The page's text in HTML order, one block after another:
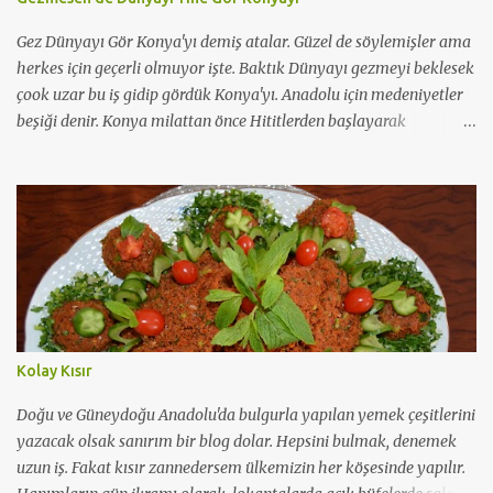
Gez Dünyayı Gör Konya'yı demiş atalar. Güzel de söylemişler ama
herkes için geçerli olmuyor işte. Baktık Dünyayı gezmeyi beklesek
çook uzar bu iş gidip gördük Konya'yı. Anadolu için medeniyetler
beşiği denir. Konya milattan önce Hititlerden başlayarak
müslümanlar için en popüler olduğu dönem Selçuklu dönemiyle
başlamış. Hal böyle oluncada Selçuklu ve Osmanlı mimarisinin en
güzide örneklerini saklamış koynunda büyük bir özenle bugüne
dek. Benim vaktim çok kısıtlıydı. Ama hayatın her anı bize bir
derstir. Buradan aldığım ders; Konya 36 saatte gezilecek ve
doyulacak bir şehir değil. Benim için ülkenin her yanı birdir
doğudan batıya. Ama bazı şehirler içerdikleri tarih dokusuyla bir
adım öndedirler gönlümde. Ki Konya da bunlardan biri. Yani
Konyalılar rahatlıkla " Övünmek gibi olmasın ama Konyalıyım"
diyebilirler. Yine 36 saatte bir şehrin halkının tüm kar...
Kolay Kısır
Doğu ve Güneydoğu Anadolu'da bulgurla yapılan yemek çeşitlerini
yazacak olsak sanırım bir blog dolar. Hepsini bulmak, denemek
uzun iş. Fakat kısır zannedersem ülkemizin her köşesinde yapılır.